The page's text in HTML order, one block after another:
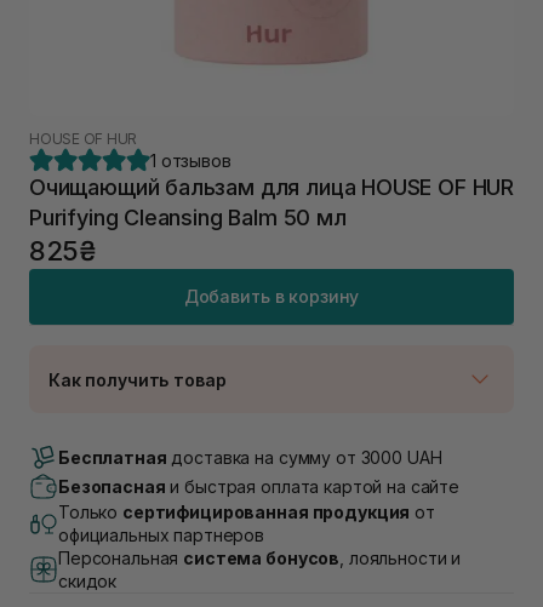
HOUSE OF HUR
1 отзывов
Очищающий бальзам для лица HOUSE OF HUR
Purifying Cleansing Balm 50 мл
825₴
Добавить в корзину
Как получить товар
В наличии
Самовывоз г. Луцк, Винниченка 4
Самовывоз г. Львов, ул. Академика Подстригача,
1В (Duck's Lake)
Нет в наличии!
Самовывоз Львов (Ивана Франко 36)
Бесплатная доставка на сумму от 3000 UAH
Безопасная и быстрая оплата картой на сайте
Только сертифицированная продукция от
официальных партнеров
Персональная система бонусов , лояльности и
скидок